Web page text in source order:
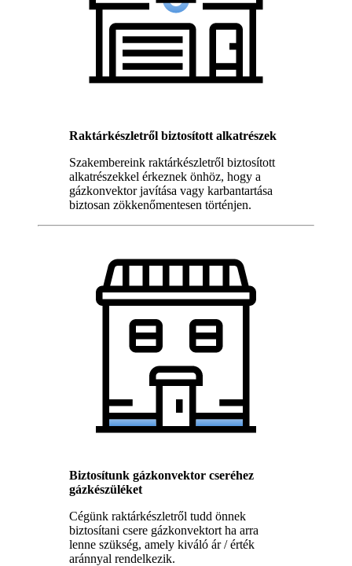
Raktárkészletről biztosított alkatrészek
Szakembereink raktárkészletről biztosított
alkatrészekkel érkeznek önhöz, hogy a
gázkonvektor javítása vagy karbantartása
biztosan zökkenőmentesen történjen.
Biztosítunk gázkonvektor cseréhez
gázkészüléket
Cégünk raktárkészletről tudd önnek
biztosítani csere gázkonvektort ha arra
lenne szükség, amely kiváló ár / érték
aránnyal rendelkezik.